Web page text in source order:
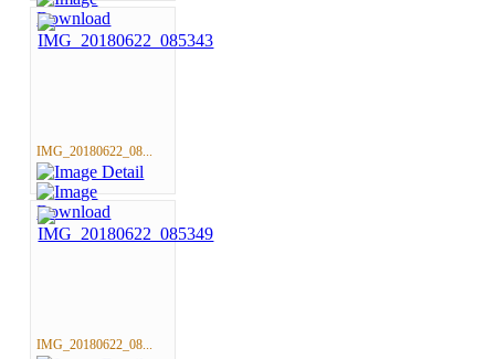
IMG_20180622_08...
IMG_20180622_08...